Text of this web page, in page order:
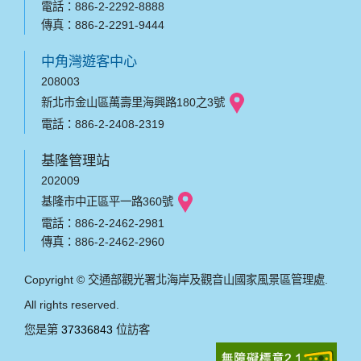
電話：886-2-2292-8888
傳真：886-2-2291-9444
中角灣遊客中心
208003
新北市金山區萬壽里海興路180之3號
電話：886-2-2408-2319
基隆管理站
202009
基隆市中正區平一路360號
電話：886-2-2462-2981
傳真：886-2-2462-2960
Copyright © 交通部觀光署北海岸及觀音山國家風景區管理處.
All rights reserved.
您是第 37336843 位訪客